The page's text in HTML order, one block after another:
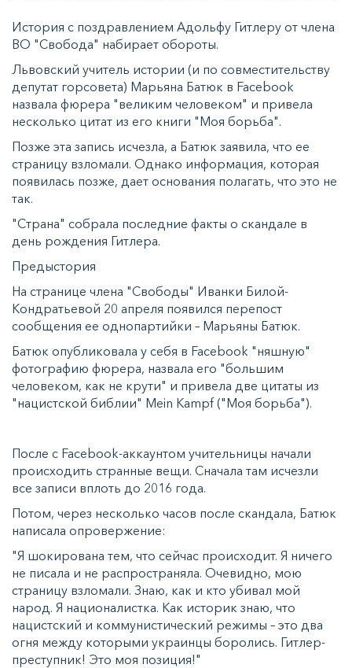
История с поздравлением Адольфу Гитлеру от члена
ВО "Свобода" набирает обороты.
Львовский учитель истории (и по совместительству
депутат горсовета) Марьяна Батюк в Facebook
назвала фюрера "великим человеком" и привела
несколько цитат из его книги "Моя борьба".
Позже эта запись исчезла, а Батюк заявила, что ее
страницу взломали. Однако информация, которая
появилась позже, дает основания полагать, что это не
так.
"Страна" собрала последние факты о скандале в
день рождения Гитлера.
Предыстория
На странице члена "Свободы" Иванки Билой-
Кондратьевой 20 апреля появился перепост
сообщения ее однопартийки – Марьяны Батюк.
Батюк опубликовала у себя в Facebook "няшную"
фотографию фюрера, назвала его "большим
человеком, как не крути" и привела две цитаты из
"нацистской библии" Mein Kampf ("Моя борьба").
После с Facebook-аккаунтом учительницы начали
происходить странные вещи. Сначала там исчезли
все записи вплоть до 2016 года.
Потом, через несколько часов после скандала, Батюк
написала опровержение:
"Я шокирована тем, что сейчас происходит. Я ничего
не писала и не распространяла. Очевидно, мою
страницу взломали. Знаю, как и кто убивал мой
народ. Я националистка. Как историк знаю, что
нацистский и коммунистический режимы – это два
огня между которыми украинцы боролись. Гитлер-
преступник! Это моя позиция!"